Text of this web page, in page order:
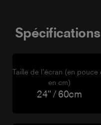
Taille de l’écran (en pouce
en cm)
24" / 60cm